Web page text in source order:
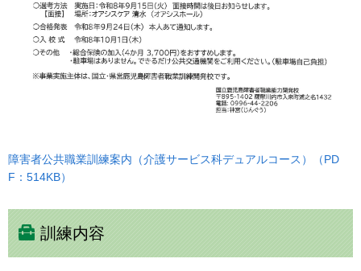
障害者公共職業訓練案内（介護サービス科デュアルコース）（PD
F：514KB）
訓練内容